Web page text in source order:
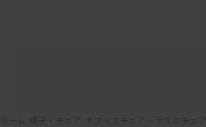
ホーム 椅子・チェア オフィスチェア・デスクチェア